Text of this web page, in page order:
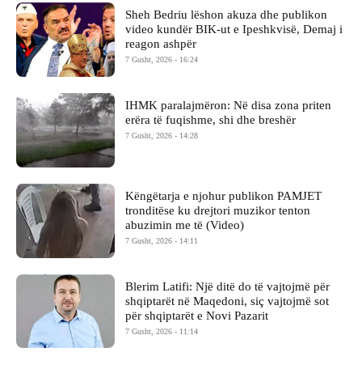
Sheh Bedriu lëshon akuza dhe publikon
video kundër BIK-ut e Ipeshkvisë, Demaj i
reagon ashpër
7 Gusht, 2026 - 16:24
IHMK paralajmëron: Në disa zona priten
erëra të fuqishme, shi dhe breshër
7 Gusht, 2026 - 14:28
Këngëtarja e njohur publikon PAMJET
tronditëse ku drejtori muzikor tenton
abuzimin me të (Video)
7 Gusht, 2026 - 14:11
Blerim Latifi: Një ditë do të vajtojmë për
shqiptarët në Maqedoni, siç vajtojmë sot
për shqiptarët e Novi Pazarit
7 Gusht, 2026 - 11:14